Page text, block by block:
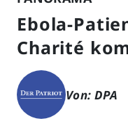
Ebola-
Charité
Von: DPA